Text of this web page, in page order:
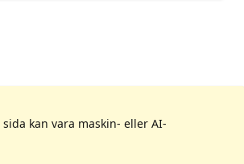
kan vara maskin- eller AI-